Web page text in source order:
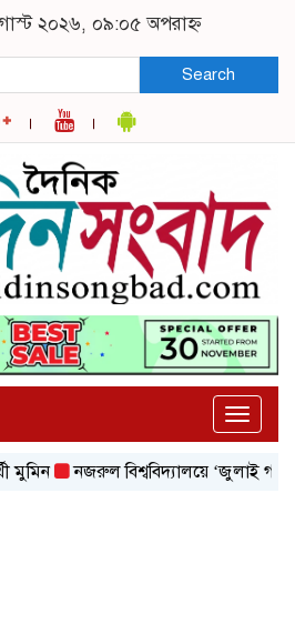
২০২৬, ০৯:০৫ অপরাহ্ন
Search
Toggle
নজরুল বিশ্ববিদ্যালয়ে ‘জুলাই